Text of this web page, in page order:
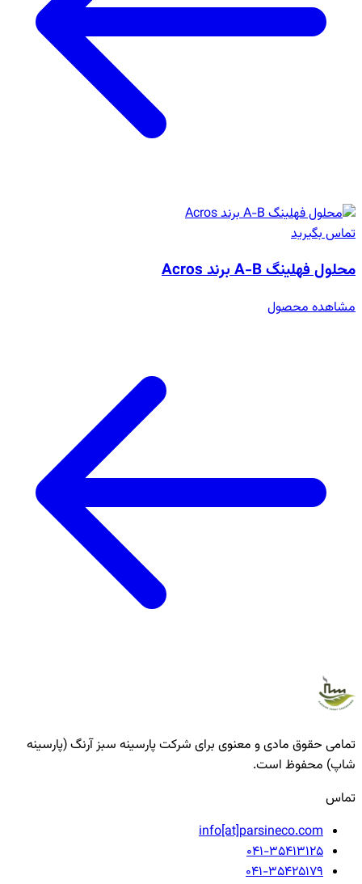
تماس بگیرید
محلول فهلینگ A-B برند Acros
مشاهده محصول
تمامی حقوق مادی و معنوی برای شرکت پارسینه سبز آرنگ (پارسینه
شاپ) محفوظ است.
تماس
info[at]parsineco.com
041-35413125
041-35425179